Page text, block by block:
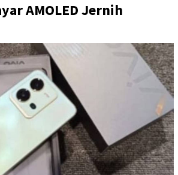
AMOLED Jernih